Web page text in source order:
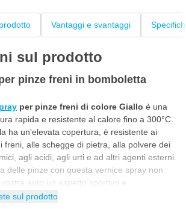
Vantaggi e svantaggi
sul prodotto
pinze freni in bomboletta
per pinze freni di colore Giallo è una
rapida e resistente al calore fino a 300°C.
ha un'elevata copertura, è resistente ai
freni, alle schegge di pietra, alla polvere dei
agli acidi, agli urti e ad altri agenti esterni.
delle pinze con questa vernice spray non
auto un aspetto sportivo e
anche il metallo delle pinze dalla
sul prodotto